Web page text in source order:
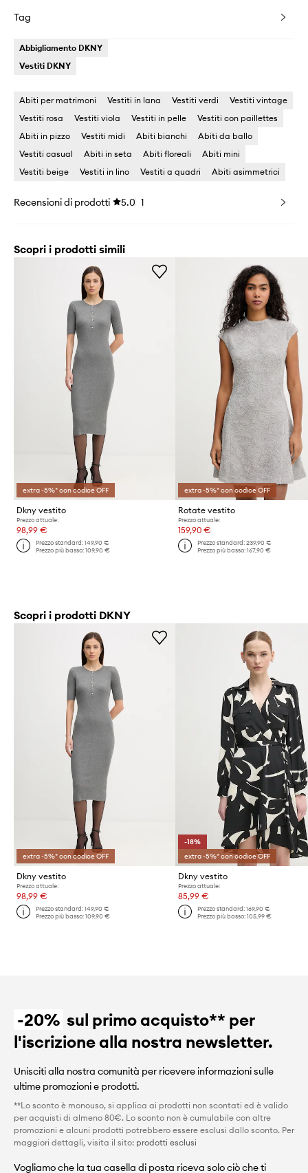
Tag
Abbigliamento DKNY
Vestiti DKNY
Abiti per matrimoni Vestiti in lana Vestiti verdi
Vestiti vintage
Vestiti rosa
Vestiti viola Vestiti in pelle
Vestiti con paillettes
Abiti in pizzo
Vestiti midi Abiti bianchi
Abiti da ballo
Vestiti casual
Abiti in seta Abiti floreali
Abiti mini
Vestiti beige
Vestiti in lino Vestiti a quadri Abiti asimmetrici
Recensioni di prodotti 5.0 1
Scopri i prodotti simili
extra -5%* con codice OFF
Dkny vestito
Prezzo attuale:
98,99 €
Prezzo standard:149,90 €
Prezzo più basso:109,90 €
extra -5%* con codice OFF
Rotate vestito
Prezzo attuale:
159,90 €
Prezzo standard: 239,90 €
Prezzo più basso: 167,90 €
Scopri i prodotti DKNY
extra -5%* con codice OFF
Dkny vestito
Prezzo attuale:
98,99 €
Prezzo standard:149,90 €
Prezzo più basso:109,90 €
-18%
extra -5%* con codice OFF
Dkny vestito
Prezzo attuale:
85,99 €
Prezzo standard: 169,90 €
Prezzo più basso: 105,99 €
-20% sul primo acquisto** per
l'iscrizione alla nostra newsletter.
Unisciti alla nostra comunità per ricevere informazioni sulle
ultime promozioni e prodotti.
**Lo sconto è monouso, si applica ai prodotti non scontati ed è valido
per acquisti di almeno 80€. Lo sconto non è cumulabile con altre
promozioni e alcuni prodotti potrebbero essere esclusi dallo sconto. Per
maggiori dettagli, visita il sito: prodotti esclusi
Vogliamo che la tua casella di posta riceva solo ciò che ti